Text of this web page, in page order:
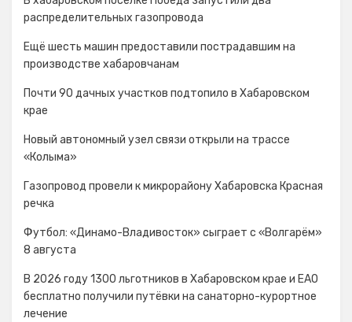
распределительных газопровода
Ещё шесть машин предоставили пострадавшим на
производстве хабаровчанам
Почти 90 дачных участков подтопило в Хабаровском
крае
Новый автономный узел связи открыли на трассе
«Колыма»
Газопровод провели к микрорайону Хабаровска Красная
речка
Футбол: «Динамо-Владивосток» сыграет с «Волгарём»
8 августа
В 2026 году 1300 льготников в Хабаровском крае и ЕАО
бесплатно получили путёвки на санаторно-курортное
лечение